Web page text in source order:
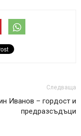
Следваща
Иванов – гордост и
предразсъдъци